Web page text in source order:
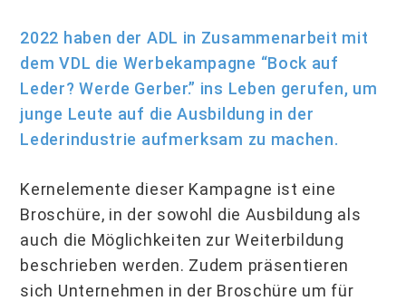
2022 haben der ADL in Zusammenarbeit mit
dem VDL die Werbekampagne “Bock auf
Leder? Werde Gerber.” ins Leben gerufen, um
junge Leute auf die Ausbildung in der
Lederindustrie aufmerksam zu machen.
Kernelemente dieser Kampagne ist eine
Broschüre, in der sowohl die Ausbildung als
auch die Möglichkeiten zur Weiterbildung
beschrieben werden. Zudem präsentieren
sich Unternehmen in der Broschüre um für